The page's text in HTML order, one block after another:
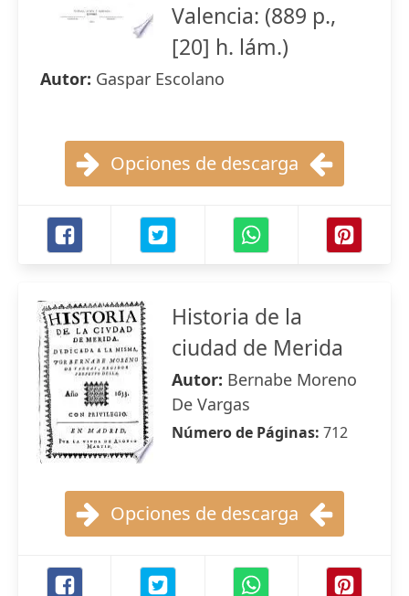
Valencia: (889 p.,
[20] h. lám.)
Autor: Gaspar Escolano
Opciones de descarga
Historia de la
ciudad de Merida
Autor: Bernabe Moreno
De Vargas
Número de Páginas: 712
Opciones de descarga